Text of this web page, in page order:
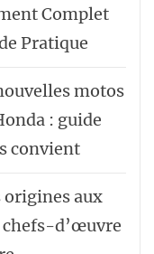
Complet
Pratique
motos
: guide
convient
origines aux
chefs-d’œuvre